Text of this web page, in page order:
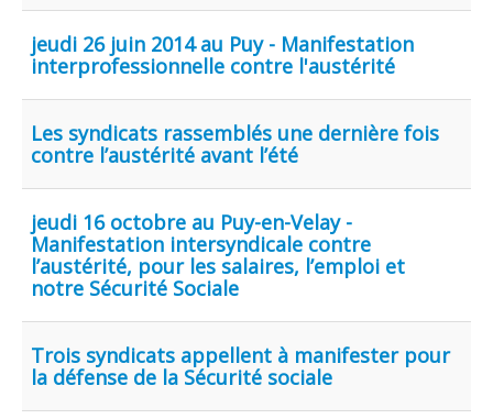
jeudi 26 juin 2014 au Puy - Manifestation
interprofessionnelle contre l'austérité
Les syndicats rassemblés une dernière fois
contre l’austérité avant l’été
jeudi 16 octobre au Puy-en-Velay -
Manifestation intersyndicale contre
l’austérité, pour les salaires, l’emploi et
notre Sécurité Sociale
Trois syndicats appellent à manifester pour
la défense de la Sécurité sociale